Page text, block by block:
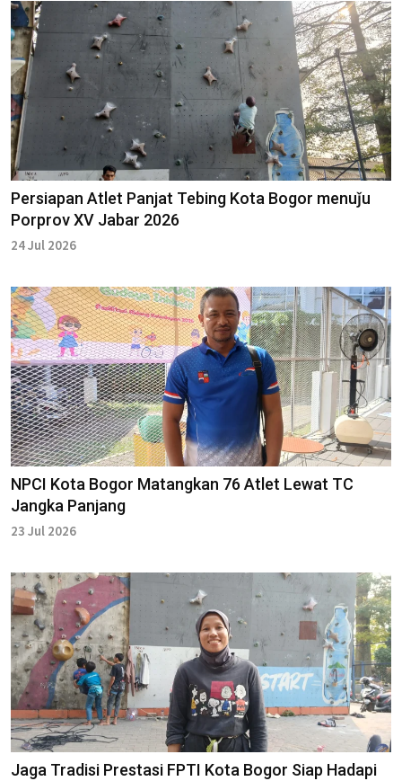
Persiapan Atlet Panjat Tebing Kota Bogor menuǰu
Porprov XV Jabar 2026
24 Jul 2026
NPCI Kota Bogor Matangkan 76 Atlet Lewat TC
Jangka Panjang
23 Jul 2026
Jaga Tradisi Prestasi FPTI Kota Bogor Siap Hadapi